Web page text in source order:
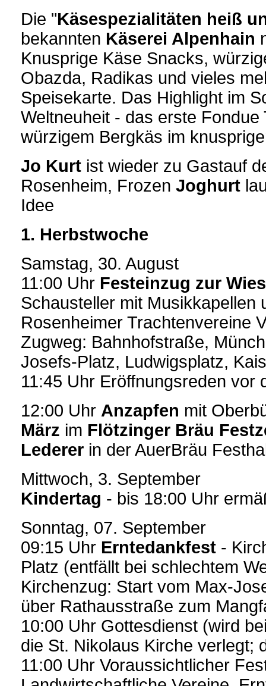
Die "Käsespezialitäten heiß
bekannten Käserei Alpenhain
Knusprige Käse Snacks,
Obazda, Radikas und vieles
Speisekarte. Das Highlight im
Weltneuheit - das erste
würzigem Bergkäs im
Jo Kurt ist wieder zu Gastauf
Rosenheim, Frozen Joghurt
Idee
1. Herbstwoche
Samstag, 30. August
11:00 Uhr Festeinzug zur
Schausteller mit Musikkapellen
Rosenheimer Trachtenvereine
Zugweg: Bahnhofstraße,
Josefs-Platz, Ludwigsplatz,
11:45 Uhr Eröffnungsreden vor
12:00 Uhr Anzapfen mit
März im Flötzinger Bräu
Lederer in der AuerBräu
Mittwoch, 3. September
Kindertag - bis 18:00 Uhr
Sonntag, 07. September
09:15 Uhr Erntedankfest -
Platz (entfällt bei schlechtem
Kirchenzug: Start vom Max-
über Rathausstraße zum
10:00 Uhr Gottesdienst (wird
die St. Nikolaus Kirche verlegt;
11:00 Uhr Voraussichtlicher